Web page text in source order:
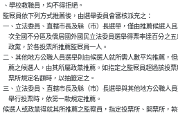
、學校教職員，均不得拒絕。
監察員依下列方式推薦後，由選舉委員會審核派充之：
一、立法委員、直轄市長及縣（市）長選舉，僅由推薦候選人
次全國不分區及僑居國外國民立法委員選舉得票率達百分之五
    政黨，於各投票所推薦監察員一人。
二、其他地方公職人員選舉則由候選人就所需人數平均推薦，
薦之候選人，由其所屬政黨推薦。如指定之監察員超過該投票
    票所規定名額時，以抽籤定之。
三、立法委員、直轄市長及縣（市）長選舉與其他地方公職人員
    舉行投票時，依第一款規定推薦。
候選人或政黨得就其所推薦之監察員，指定投票所、開票所，執